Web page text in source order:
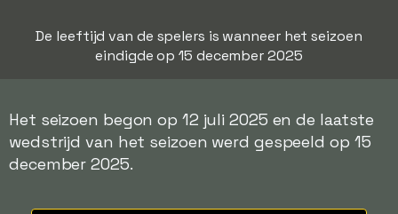
De leeftijd van de spelers is wanneer het seizoen
eindigde op 15 december 2025
Het seizoen begon op 12 juli 2025 en de laatste
wedstrijd van het seizoen werd gespeeld op 15
december 2025.